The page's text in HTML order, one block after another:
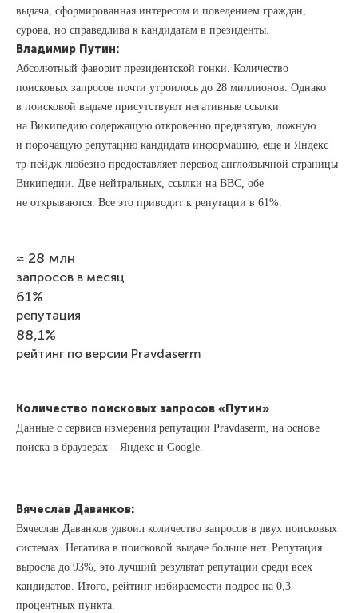
выдача, сформированная интересом и поведением граждан,
сурова, но справедлива к кандидатам в президенты.
Владимир Путин:
Абсолютный фаворит президентской гонки. Количество
поисковых запросов почти утроилось до 28 миллионов. Однако
в поисковой выдаче присутствуют негативные ссылки
на Википедию содержащую откровенно предвзятую, ложную
и порочащую репутацию кандидата информацию, еще и Яндекс
тр-пейдж любезно предоставляет перевод англоязычной страницы
Википедии. Две нейтральных, ссылки на BBC, обе
не открываются. Все это приводит к репутации в 61%.
≈ 28 млн
запросов в месяц
61%
репутация
88,1%
рейтинг по версии Pravdaserm
Количество поисковых запросов «Путин»
Данные с сервиса измерения репутации Pravdaserm, на основе
поиска в браузерах – Яндекс и Google.
Вячеслав Даванков:
Вячеслав Даванков удвоил количество запросов в двух поисковых
системах. Негатива в поисковой выдаче больше нет. Репутация
выросла до 93%, это лучший результат репутации среди всех
кандидатов. Итого, рейтинг избираемости подрос на 0,3
процентных пункта.